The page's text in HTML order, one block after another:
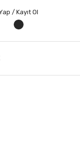
/ Kayıt Ol